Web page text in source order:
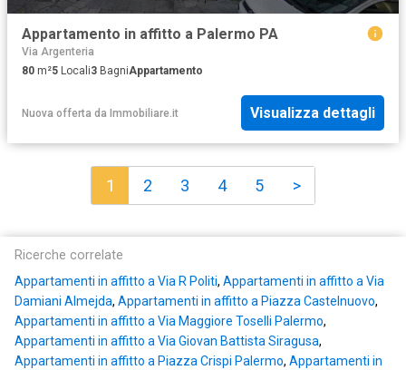
Appartamento in affitto a Palermo PA
Via Argenteria
80 m²5 Locali3 BagniAppartamento
Nuova offerta da Immobiliare.it Visualizza dettagli
1 2 3 4 5 >
Ricerche correlate
Appartamenti in affitto a Via R Politi, Appartamenti in affitto a Via
Damiani Almejda, Appartamenti in affitto a Piazza Castelnuovo,
Appartamenti in affitto a Via Maggiore Toselli Palermo,
Appartamenti in affitto a Via Giovan Battista Siragusa,
Appartamenti in affitto a Piazza Crispi Palermo, Appartamenti in